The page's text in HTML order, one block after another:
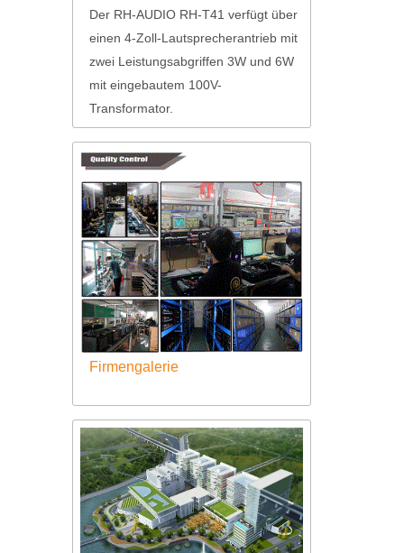
T41
Der RH-AUDIO RH-T41 verfügt über
einen 4-Zoll-Lautsprecherantrieb mit
zwei Leistungsabgriffen 3W und 6W
mit eingebautem 100V-
Transformator.
Firmengalerie